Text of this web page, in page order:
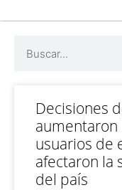
Decisiones
aumentaron
usuarios de
afectaron la
del país